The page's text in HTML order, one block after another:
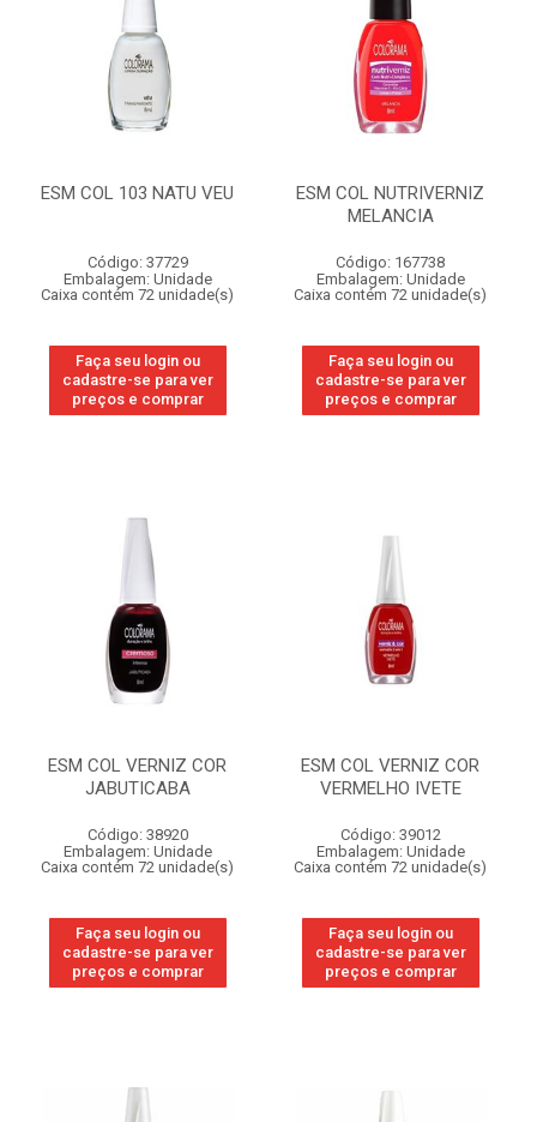
ESM COL 103 NATU VEU
Código: 37729
Embalagem: Unidade
Caixa contém 72 unidade(s)
Faça seu login ou
cadastre-se para ver
preços e comprar
ESM COL NUTRIVERNIZ
MELANCIA
Código: 167738
Embalagem: Unidade
Caixa contém 72 unidade(s)
Faça seu login ou
cadastre-se para ver
preços e comprar
ESM COL VERNIZ COR
JABUTICABA
Código: 38920
Embalagem: Unidade
Caixa contém 72 unidade(s)
Faça seu login ou
cadastre-se para ver
preços e comprar
ESM COL VERNIZ COR
VERMELHO IVETE
Código: 39012
Embalagem: Unidade
Caixa contém 72 unidade(s)
Faça seu login ou
cadastre-se para ver
preços e comprar